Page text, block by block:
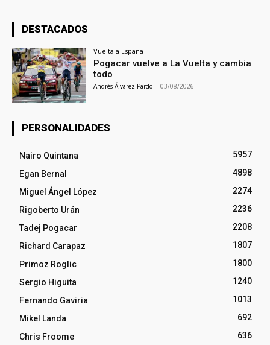
DESTACADOS
Vuelta a España
Pogacar vuelve a La Vuelta y cambia
todo
Andrés Álvarez Pardo - 03/08/2026
PERSONALIDADES
Nairo Quintana
5957
Egan Bernal
4898
Miguel Ángel López
2274
Rigoberto Urán
2236
Tadej Pogacar
2208
Richard Carapaz
1807
Primoz Roglic
1800
Sergio Higuita
1240
Fernando Gaviria
1013
Mikel Landa
692
Chris Froome
636